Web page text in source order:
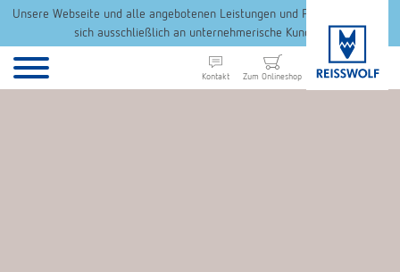
Unsere Webseite und alle angebotenen Leistungen und Produkte richten
sich ausschließlich an unternehmerische Kunden.
Kontakt Zum Onlineshop